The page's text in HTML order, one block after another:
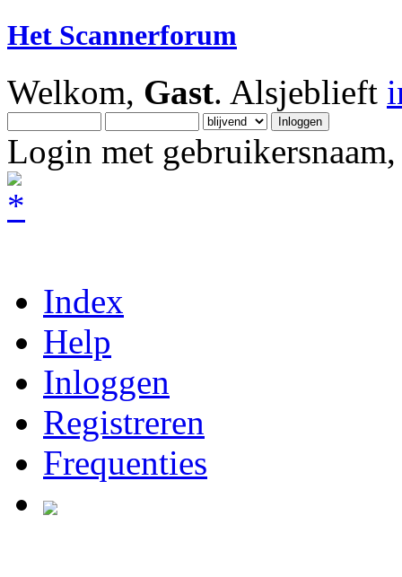
Het Scannerforum
Welkom, Gast. Alsjeblieft
Login met
Index
Help
Inloggen
Registreren
Frequenties